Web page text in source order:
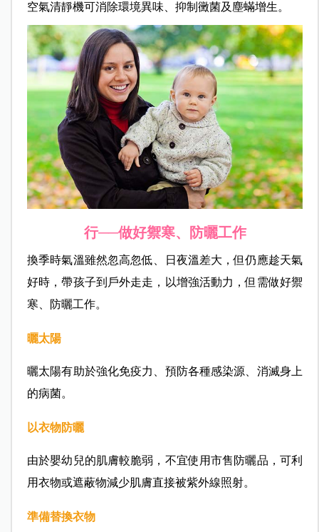
空氣清靜機可消除環境異味、抑制黴菌及塵蟎增生。
行──做好禦寒、防曬工作
換季時氣溫雖然忽高忽低、日夜溫差大，但仍應趁天氣
好時，帶孩子到戶外走走，以增強活動力，但需做好禦
寒、防曬工作。
曬太陽
曬太陽有助於強化免疫力、預防各種感染源、消滅身上
的病菌。
以衣物防曬
由於嬰幼兒的肌膚較脆弱，不宜使用市售防曬品，可利
用衣物或遮蔽物減少肌膚直接被紫外線照射。
準備替換衣物